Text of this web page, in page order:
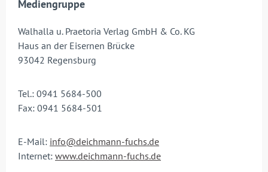
Mediengruppe
Walhalla u. Praetoria Verlag GmbH & Co. KG
Haus an der Eisernen Brücke
93042 Regensburg
Tel.: 0941 5684-500
Fax: 0941 5684-501
E-Mail: info@deichmann-fuchs.de
Internet: www.deichmann-fuchs.de